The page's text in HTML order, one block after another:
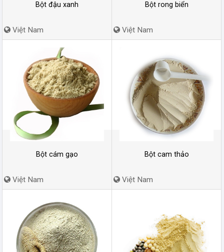
Bột đậu xanh
Việt Nam
Bột rong biển
Việt Nam
Bột cám gạo
Việt Nam
Bột cam thảo
Việt Nam